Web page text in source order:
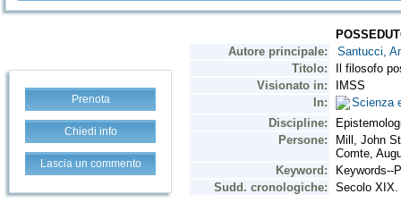
Prenota
Chiedi info
Lascia un commento